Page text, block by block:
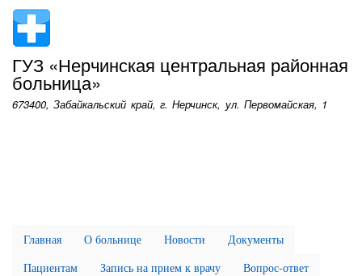
содержанию
ГУЗ «Нерчинская центральная районная
больница»
673400, Забайкальский край, г. Нерчинск, ул. Первомайская, 1
Главная О больнице Новости
Документы
Пациентам
Запись на прием к врачу
Вопрос-ответ